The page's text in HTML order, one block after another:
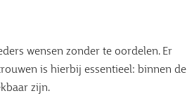
wensen zonder te oordelen. Er
is hierbij essentieel: binnen de
zijn.